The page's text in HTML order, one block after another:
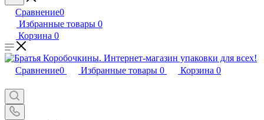
Сравнение0
Избранные товары 0
Корзина 0
Сравнение0 Избранные товары 0 Корзина 0